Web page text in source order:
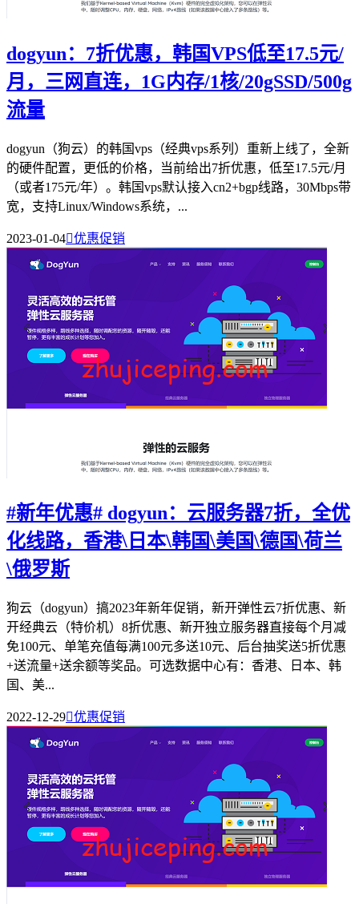
dogyun：7折优惠，韩国VPS低至17.5元/
月，三网直连，1G内存/1核/20gSSD/500g
流量
dogyun（狗云）的韩国vps（经典vps系列）重新上线了，全新
的硬件配置，更低的价格，当前给出7折优惠，低至17.5元/月
（或者175元/年）。韩国vps默认接入cn2+bgp线路，30Mbps带
宽，支持Linux/Windows系统，...
2023-01-04优惠促销
#新年优惠# dogyun：云服务器7折，全优
化线路，香港\日本\韩国\美国\德国\荷兰
\俄罗斯
狗云（dogyun）搞2023年新年促销，新开弹性云7折优惠、新
开经典云（特价机）8折优惠、新开独立服务器直接每个月减
免100元、单笔充值每满100元多送10元、后台抽奖送5折优惠
+送流量+送余额等奖品。可选数据中心有：香港、日本、韩
国、美...
2022-12-29优惠促销